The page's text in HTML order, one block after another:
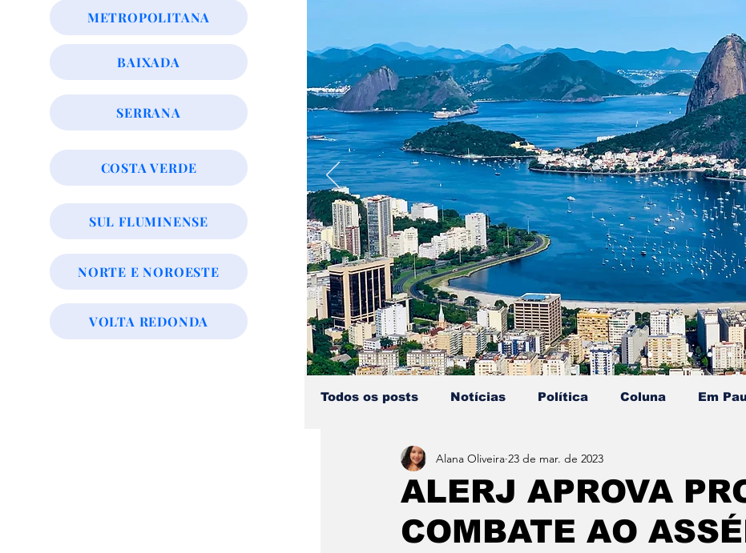
METROPOLITANA
BAIXADA
SERRANA
COSTA VERDE
SUL FLUMINENSE
NORTE E NOROESTE
VOLTA REDONDA
Todos os posts Notícias Política Coluna Em
Estado do Rio Notícias em 1 min
Dois cafés e a conta Angra dos Reis Barra do Piraí
ALERJ APROVA
COMBATE AO
Alana Oliveira 23 de mar. de 2023